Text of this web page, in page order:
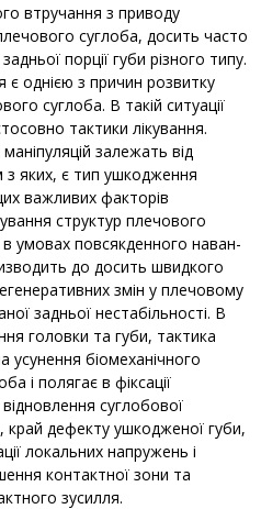
втручання з приводу
суглоба, досить часто
порції губи різного типу.
є однією з причин розвитку
суглоба. В такій ситуації
тактики лікування.
зале­жать від
з яких, є тип ушкод­ження
важливих факторів
структур плечового
в умовах повсякденного наван­
до досить швидкого
змін у плечовому
задньої нестабільності. В
головки та губи, тактика
усу­нення біомеханічного
і полягає в фіксації
суглобової
край дефекту ушкодженої губи,
локальних на­пружень і
кон­тактної зони та
зусилля.